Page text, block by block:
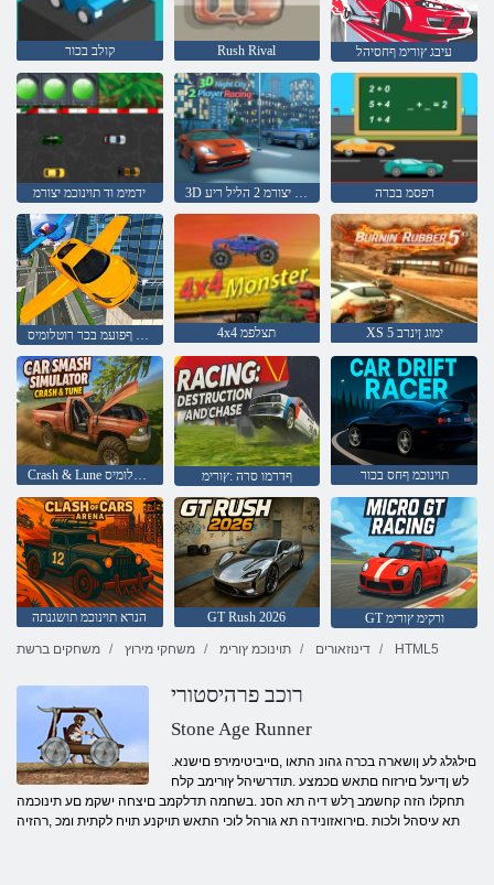
קולב בכור Rush Rival עיבג ץורימ ףחסיהל
ידמימ וד תוינוכמ יצורמ 3D ןקחש יצורמ 2 הליל ריע רפסמ בכרה
4x4 תצלפמ XS 5 ימוג ןינרב
Crash & Lune רוטלומיס בכר רוטלומיס ףדרמו סרה :ץורימ תוינוכמ ףחס בכור
הנרא תוינוכמ תושגנתה GT Rush 2026
GT ורקימ ץורימ
משחקים ברשת
משחקי מירוץ תוינוכמ ץורימ דינוזאורים HTML5
רוכב פרהיסטורי
Stone Age Runner
.םילגלג לע ןושארה בכרה גהונ התאו ,םייביטימירפ םישנא
לש ןדיעל םירזוח םתאש םכמצע .תודרשיהל ץורימב קלח
תחקלו הזה קחשמב ךלש דיה תא הסנ .בשחמה תדלקמב םיצחה ישקמ םע תינוכמה
תא עיסהל ולכות .םירואזונידה תא גורהל לוכי התאש תויקנע תויח לקתית ומכ ,רהזיה